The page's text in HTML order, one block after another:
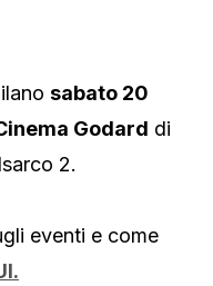
sabato 20
Godard di
2.
eventi e come